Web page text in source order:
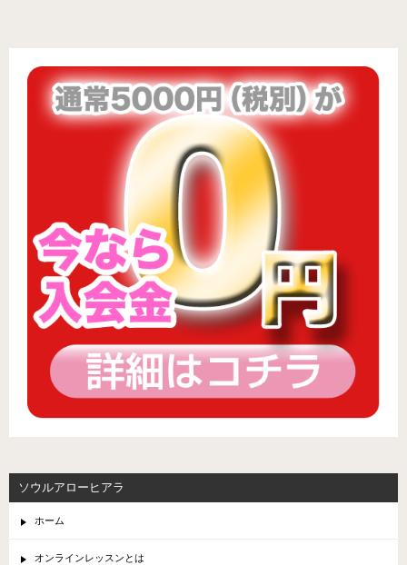
ソウルアローヒアラ
ホーム
オンラインレッスンとは